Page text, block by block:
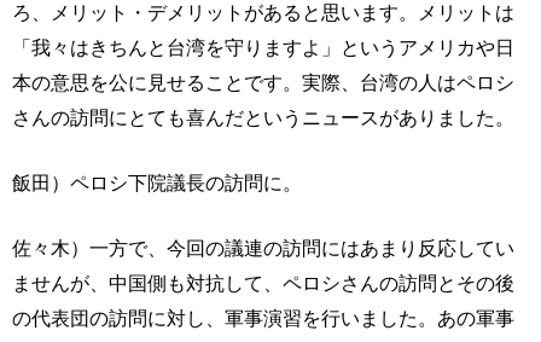
ろ、メリット・デメリットがあると思います。メリットは
「我々はきちんと台湾を守りますよ」というアメリカや日
本の意思を公に見せることです。実際、台湾の人はペロシ
さんの訪問にとても喜んだというニュースがありました。
飯田）ペロシ下院議長の訪問に。
佐々木）一方で、今回の議連の訪問にはあまり反応してい
ませんが、中国側も対抗して、ペロシさんの訪問とその後
の代表団の訪問に対し、軍事演習を行いました。あの軍事